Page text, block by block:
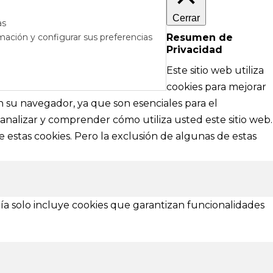
Textos legales e información técnica sobre
nuestra web
Aviso Legal
Política de Privacidad
y configurar sus preferencias
Cerrar
Resumen de
Privacidad
Este sitio web utiliza
cookies para mejorar
navegador, ya que son esenciales para el
y comprender cómo utiliza usted este sitio web.
cookies. Pero la exclusión de algunas de estas
solo incluye cookies que garantizan funcionalidades